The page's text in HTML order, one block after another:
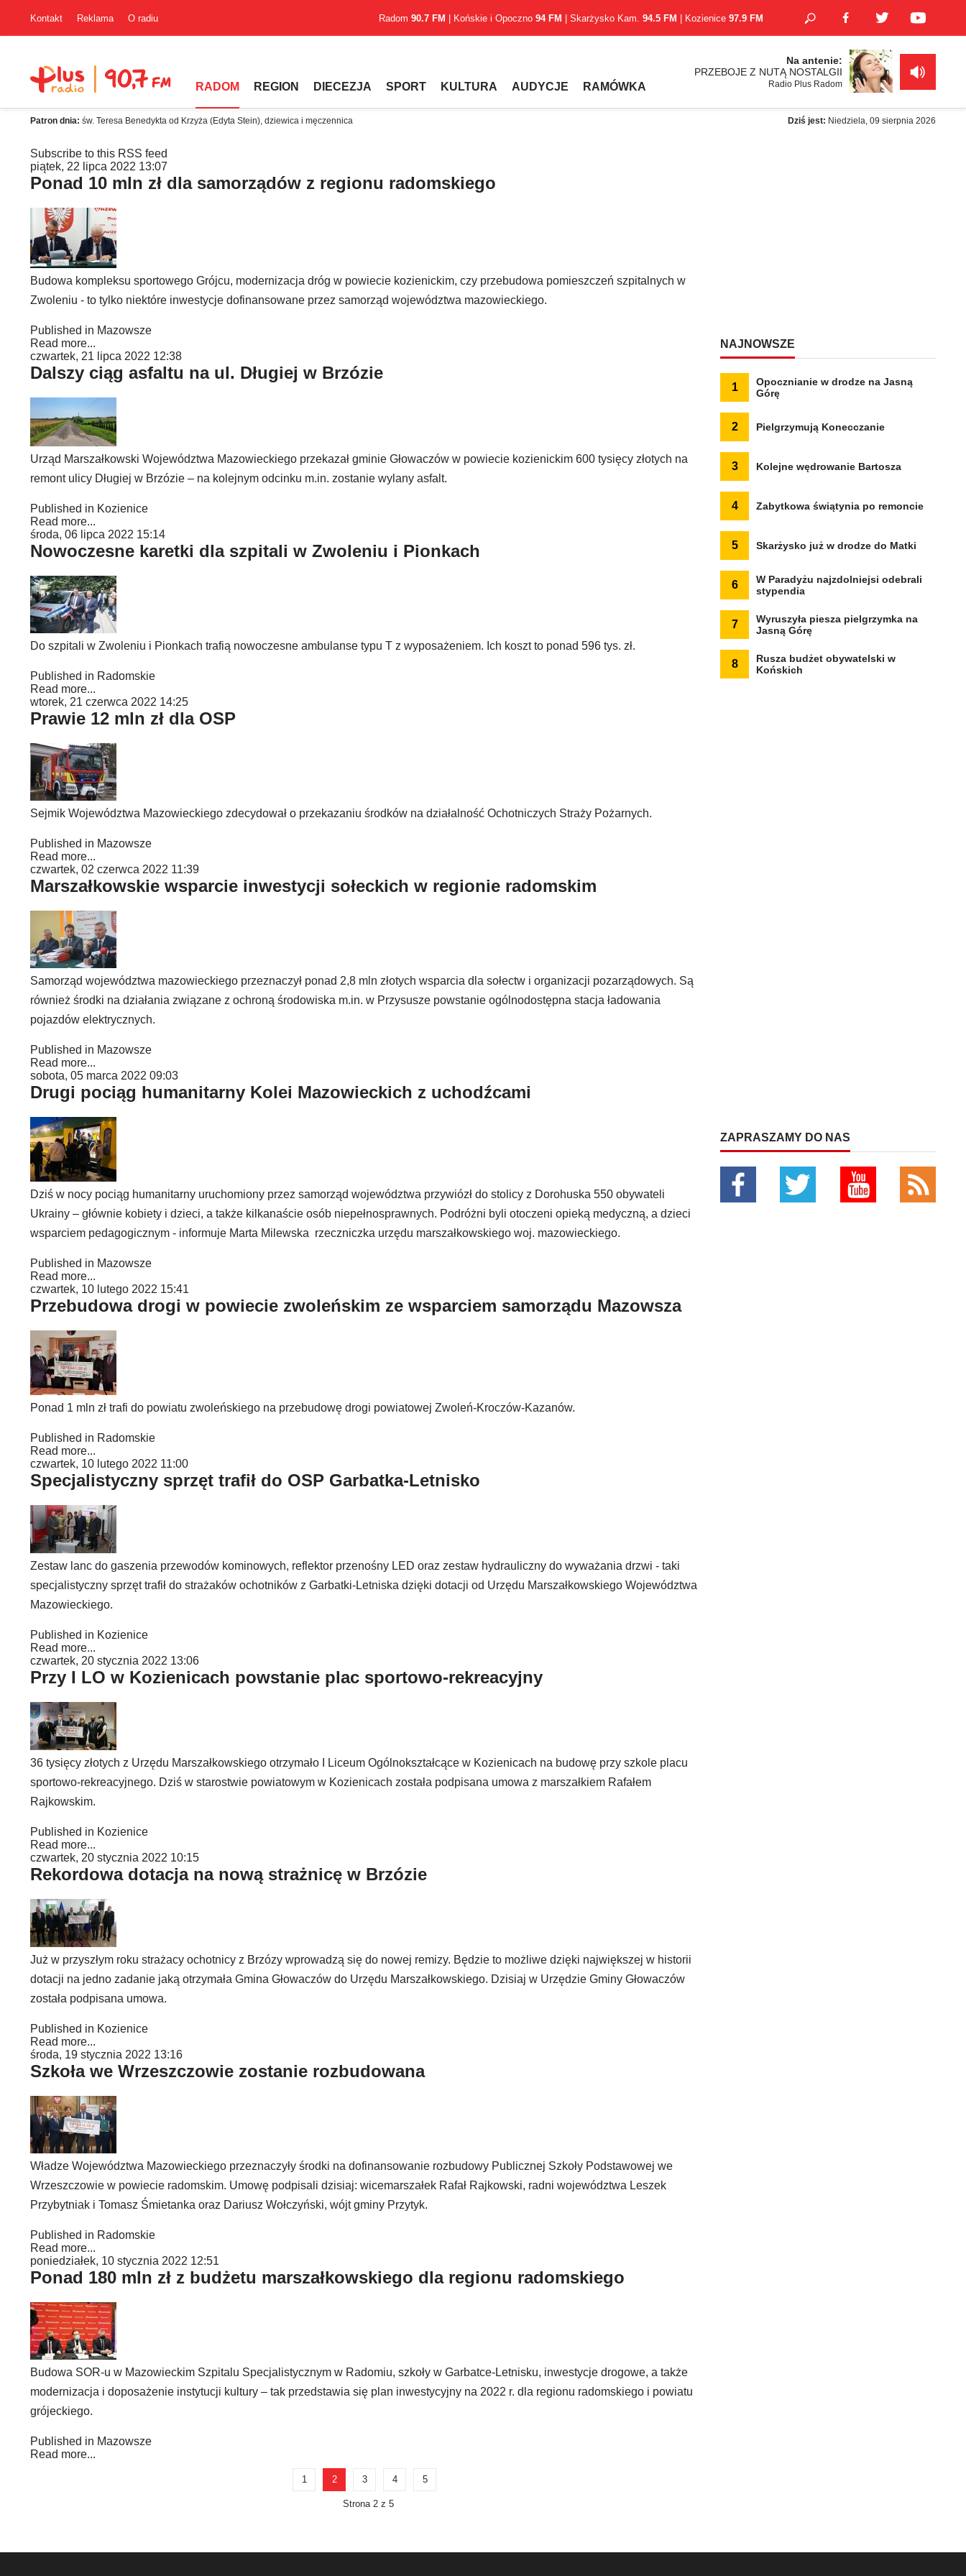
Kontakt Reklama O radiu Radom 90.7 FM | Końskie i Opoczno 94 FM | Skarżysko Kam. 94.5 FM | Kozienice 97.9 FM
RADOM REGION DIECEZJA SPORT KULTURA AUDYCJE RAMÓWKA
Na antenie:
PRZEBOJE Z NUTĄ NOSTALGII
Radio Plus Radom
Patron dnia: św. Teresa Benedykta od Krzyża (Edyta Stein), dziewica i męczennica Dziś jest: Niedziela, 09 sierpnia 2026
Subscribe to this RSS feed
piątek, 22 lipca 2022 13:07
Ponad 10 mln zł dla samorządów z regionu radomskiego
Budowa kompleksu sportowego Grójcu, modernizacja dróg w powiecie kozienickim, czy przebudowa pomieszczeń szpitalnych w
Zwoleniu - to tylko niektóre inwestycje dofinansowane przez samorząd województwa mazowieckiego.
Published in Mazowsze
Read more...
czwartek, 21 lipca 2022 12:38
Dalszy ciąg asfaltu na ul. Długiej w Brzózie
Urząd Marszałkowski Województwa Mazowieckiego przekazał gminie Głowaczów w powiecie kozienickim 600 tysięcy złotych na
remont ulicy Długiej w Brzózie – na kolejnym odcinku m.in. zostanie wylany asfalt.
Published in Kozienice
Read more...
środa, 06 lipca 2022 15:14
Nowoczesne karetki dla szpitali w Zwoleniu i Pionkach
Do szpitali w Zwoleniu i Pionkach trafią nowoczesne ambulanse typu T z wyposażeniem. Ich koszt to ponad 596 tys. zł.
Published in Radomskie
Read more...
wtorek, 21 czerwca 2022 14:25
Prawie 12 mln zł dla OSP
Sejmik Województwa Mazowieckiego zdecydował o przekazaniu środków na działalność Ochotniczych Straży Pożarnych.
Published in Mazowsze
Read more...
czwartek, 02 czerwca 2022 11:39
Marszałkowskie wsparcie inwestycji sołeckich w regionie radomskim
Samorząd województwa mazowieckiego przeznaczył ponad 2,8 mln złotych wsparcia dla sołectw i organizacji pozarządowych. Są
również środki na działania związane z ochroną środowiska m.in. w Przysusze powstanie ogólnodostępna stacja ładowania
pojazdów elektrycznych.
Published in Mazowsze
Read more...
sobota, 05 marca 2022 09:03
Drugi pociąg humanitarny Kolei Mazowieckich z uchodźcami
Dziś w nocy pociąg humanitarny uruchomiony przez samorząd województwa przywiózł do stolicy z Dorohuska 550 obywateli
Ukrainy – głównie kobiety i dzieci, a także kilkanaście osób niepełnosprawnych. Podróżni byli otoczeni opieką medyczną, a dzieci
wsparciem pedagogicznym - informuje Marta Milewska rzeczniczka urzędu marszałkowskiego woj. mazowieckiego.
Published in Mazowsze
Read more...
czwartek, 10 lutego 2022 15:41
Przebudowa drogi w powiecie zwoleńskim ze wsparciem samorządu Mazowsza
Ponad 1 mln zł trafi do powiatu zwoleńskiego na przebudowę drogi powiatowej Zwoleń-Kroczów-Kazanów.
Published in Radomskie
Read more...
czwartek, 10 lutego 2022 11:00
Specjalistyczny sprzęt trafił do OSP Garbatka-Letnisko
Zestaw lanc do gaszenia przewodów kominowych, reflektor przenośny LED oraz zestaw hydrauliczny do wyważania drzwi - taki
specjalistyczny sprzęt trafił do strażaków ochotników z Garbatki-Letniska dzięki dotacji od Urzędu Marszałkowskiego Województwa
Mazowieckiego.
Published in Kozienice
Read more...
czwartek, 20 stycznia 2022 13:06
Przy I LO w Kozienicach powstanie plac sportowo-rekreacyjny
36 tysięcy złotych z Urzędu Marszałkowskiego otrzymało I Liceum Ogólnokształcące w Kozienicach na budowę przy szkole placu
sportowo-rekreacyjnego. Dziś w starostwie powiatowym w Kozienicach została podpisana umowa z marszałkiem Rafałem
Rajkowskim.
Published in Kozienice
Read more...
czwartek, 20 stycznia 2022 10:15
Rekordowa dotacja na nową strażnicę w Brzózie
Już w przyszłym roku strażacy ochotnicy z Brzózy wprowadzą się do nowej remizy. Będzie to możliwe dzięki największej w historii
dotacji na jedno zadanie jaką otrzymała Gmina Głowaczów do Urzędu Marszałkowskiego. Dzisiaj w Urzędzie Gminy Głowaczów
została podpisana umowa.
Published in Kozienice
Read more...
środa, 19 stycznia 2022 13:16
Szkoła we Wrzeszczowie zostanie rozbudowana
Władze Województwa Mazowieckiego przeznaczyły środki na dofinansowanie rozbudowy Publicznej Szkoły Podstawowej we
Wrzeszczowie w powiecie radomskim. Umowę podpisali dzisiaj: wicemarszałek Rafał Rajkowski, radni województwa Leszek
Przybytniak i Tomasz Śmietanka oraz Dariusz Wołczyński, wójt gminy Przytyk.
Published in Radomskie
Read more...
poniedziałek, 10 stycznia 2022 12:51
Ponad 180 mln zł z budżetu marszałkowskiego dla regionu radomskiego
Budowa SOR-u w Mazowieckim Szpitalu Specjalistycznym w Radomiu, szkoły w Garbatce-Letnisku, inwestycje drogowe, a także
modernizacja i doposażenie instytucji kultury – tak przedstawia się plan inwestycyjny na 2022 r. dla regionu radomskiego i powiatu
grójeckiego.
Published in Mazowsze
Read more...
1 2 3 4 5
Strona 2 z 5
NAJNOWSZE
1
Opocznianie w drodze na Jasną
Górę
2 Pielgrzymują Konecczanie
3 Kolejne wędrowanie Bartosza
4 Zabytkowa świątynia po remoncie
5 Skarżysko już w drodze do Matki
6
W Paradyżu najzdolniejsi odebrali
stypendia
7
Wyruszyła piesza pielgrzymka na
Jasną Górę
8
Rusza budżet obywatelski w
Końskich
ZAPRASZAMY DO NAS